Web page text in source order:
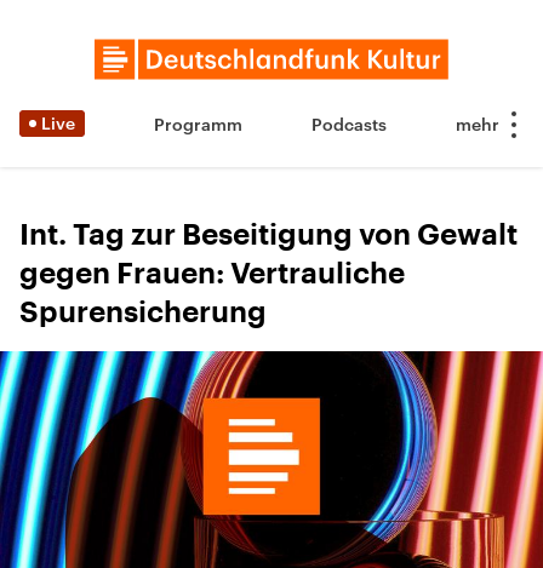
Live Programm Podcasts
Int. Tag zur Beseitigung von Gewalt
gegen Frauen: Vertrauliche
Spurensicherung